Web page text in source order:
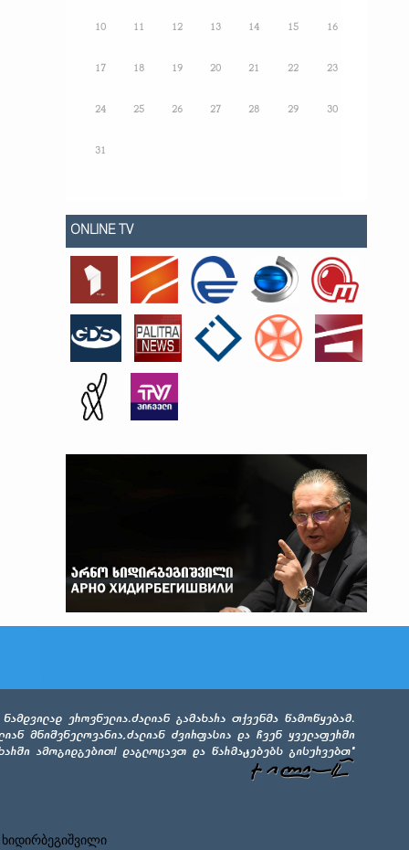
10 11 12 13 14 15 16
17 18 19 20 21 22 23
24 25 26 27 28 29 30
31
ONLINE TV